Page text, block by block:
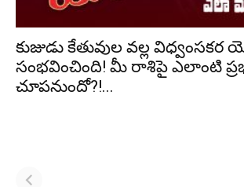
కుజుడు కేతువుల వల్ల విధ్వంసకర
సంభవించింది! మీ రాశిపై ఎలాంటి
చూపనుందో?!...
పితృదేవతల ఆశీర్వాదం